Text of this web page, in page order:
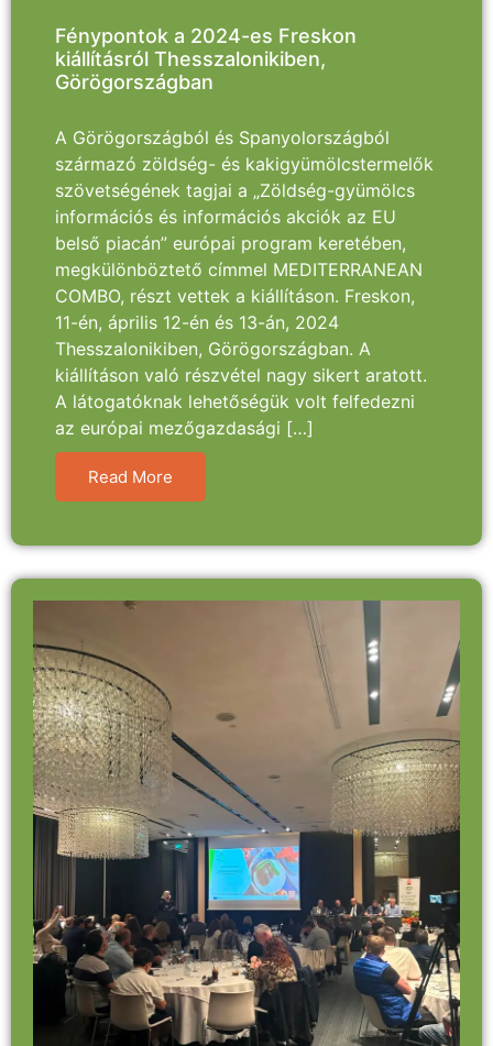
Fénypontok a 2024-es Freskon
kiállításról Thesszalonikiben,
Görögországban
A Görögországból és Spanyolországból
származó zöldség- és kakigyümölcstermelők
szövetségének tagjai a „Zöldség-gyümölcs
információs és információs akciók az EU
belső piacán” európai program keretében,
megkülönböztető címmel MEDITERRANEAN
COMBO, részt vettek a kiállításon. Freskon,
11-én, április 12-én és 13-án, 2024
Thesszalonikiben, Görögországban. A
kiállításon való részvétel nagy sikert aratott.
A látogatóknak lehetőségük volt felfedezni
az európai mezőgazdasági […]
Read More